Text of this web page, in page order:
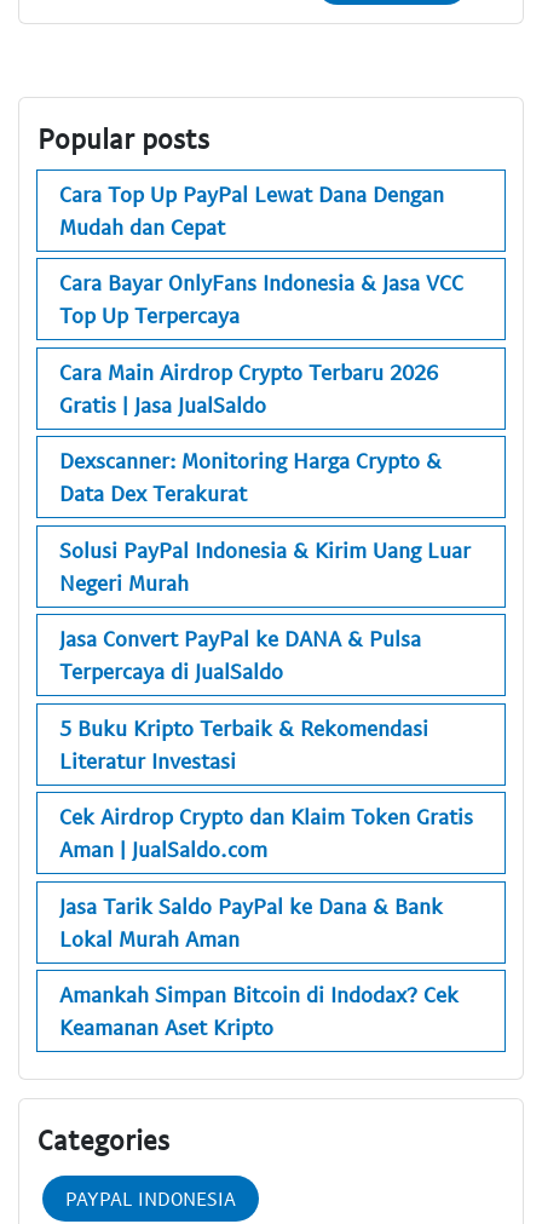
Popular posts
Cara Top Up PayPal Lewat Dana Dengan
Mudah dan Cepat
Cara Bayar OnlyFans Indonesia & Jasa VCC
Top Up Terpercaya
Cara Main Airdrop Crypto Terbaru 2026
Gratis | Jasa JualSaldo
Dexscanner: Monitoring Harga Crypto &
Data Dex Terakurat
Solusi PayPal Indonesia & Kirim Uang Luar
Negeri Murah
Jasa Convert PayPal ke DANA & Pulsa
Terpercaya di JualSaldo
5 Buku Kripto Terbaik & Rekomendasi
Literatur Investasi
Cek Airdrop Crypto dan Klaim Token Gratis
Aman | JualSaldo.com
Jasa Tarik Saldo PayPal ke Dana & Bank
Lokal Murah Aman
Amankah Simpan Bitcoin di Indodax? Cek
Keamanan Aset Kripto
Categories
PAYPAL INDONESIA